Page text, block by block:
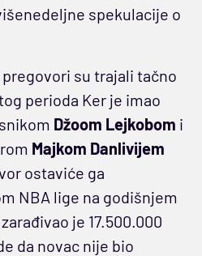
spekulacije o
pregovori su trajali tačno
perioda Ker je imao
Džoom Lejkobom i
Majkom Danlivijem
ostaviće ga
NBA lige na godišnjem
je 17.500.000
da novac nije bio